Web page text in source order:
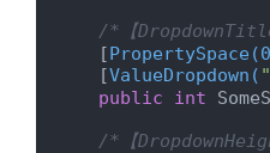
/*【DropdownTitle
    [
    [
ValueDropdown(
public
int
/*【